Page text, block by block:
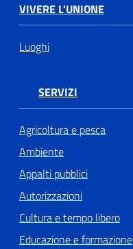
VIVERE L'UNIONE
Luoghi
SERVIZI
Agricoltura e pesca
Ambiente
Appalti pubblici
Autorizzazioni
Cultura e tempo libero
Educazione e formazione